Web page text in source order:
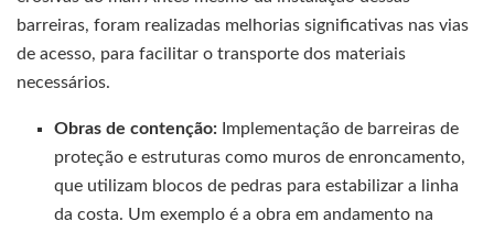
barreiras, foram realizadas melhorias significativas nas vias
de acesso, para facilitar o transporte dos materiais
necessários.
Obras de contenção: Implementação de barreiras de
proteção e estruturas como muros de enroncamento,
que utilizam blocos de pedras para estabilizar a linha
da costa. Um exemplo é a obra em andamento na